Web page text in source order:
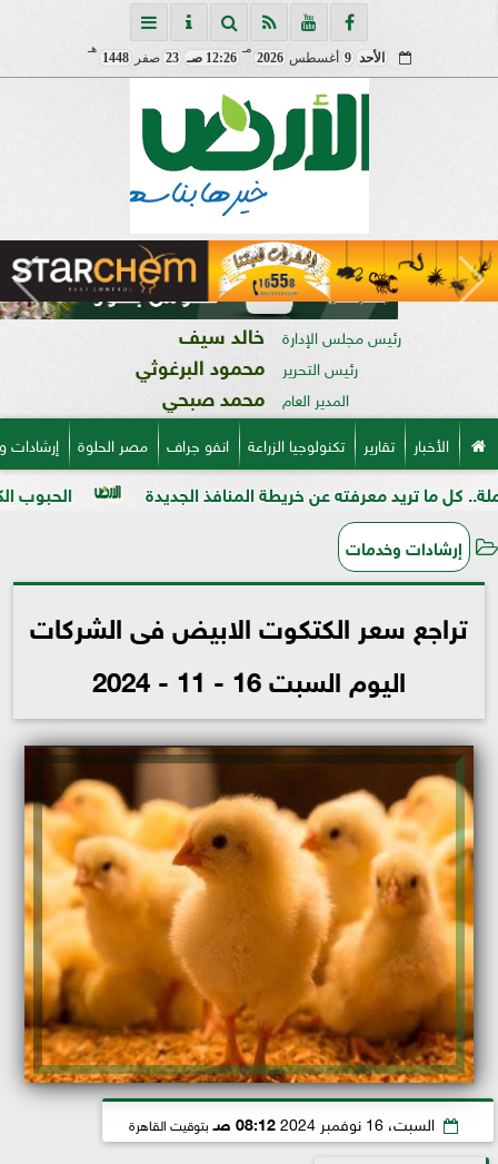
الأحد 9 أغسطس2026
مـ
12:26 صـ 23 صفر1448
هـ
رئيس مجلس الإدارة خالد سيف
رئيس التحرير محمود البرغوثي
المدير العام محمد صبحي
الأخبار تقارير تكنولوجيا الزراعة انفو جراف مصر الحلوة
الحبوب الكاملة معرفته عن خريطة المنافذ الجديدة
إرشادات وخدمات
تراجع سعر الكتكوت الابيض فى الشركات
اليوم السبت 16 - 11 - 2024
السبت، 16 نوفمبر 2024 08:12 صـ بتوقيت القاهرة